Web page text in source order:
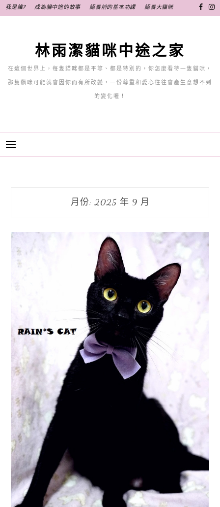
至
我是誰? 成為貓中途的故事 認養前的基本功課 認養大貓咪
林雨潔貓咪中途之家
在這個世界上，每隻貓咪都是平等、都是特別的，你怎麼看待一隻貓咪，
那隻貓咪可能就會因你而有所改變，一份尊重和愛心往往會產生意想不到
的變化喔！
月份:2025 年 9 月